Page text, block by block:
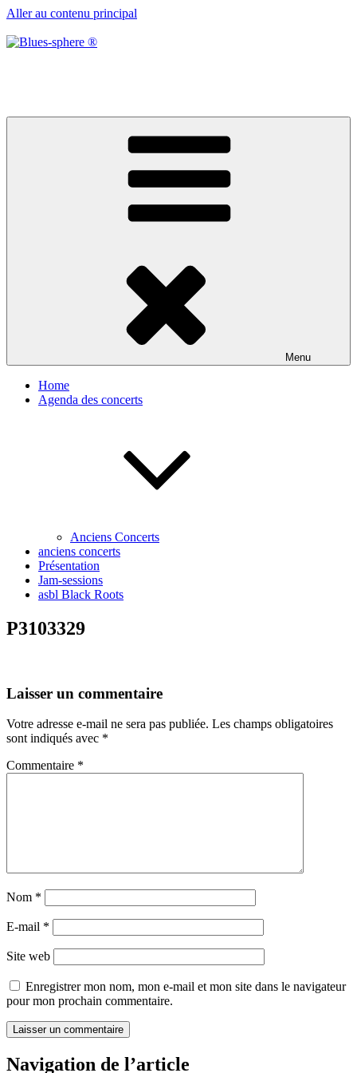
Aller au contenu principal
Menu
Home
Agenda des concerts
Anciens Concerts
anciens concerts
Présentation
Jam-sessions
asbl Black Roots
P3103329
Laisser un commentaire
Votre adresse e-mail ne sera pas publiée. Les champs obligatoires
sont indiqués avec *
Commentaire *
Nom *
E-mail *
Site web
Enregistrer mon nom, mon e-mail et mon site dans le navigateur
pour mon prochain commentaire.
Navigation de l’article